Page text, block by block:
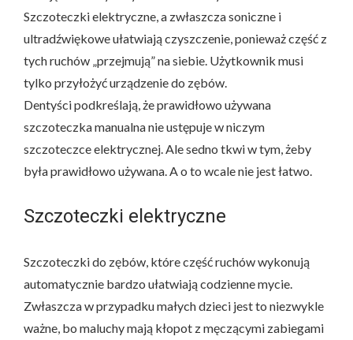
Szczoteczki elektryczne, a zwłaszcza soniczne i
ultradźwiękowe ułatwiają czyszczenie, ponieważ część z
tych ruchów „przejmują” na siebie. Użytkownik musi
tylko przyłożyć urządzenie do zębów.
Dentyści podkreślają, że prawidłowo używana
szczoteczka manualna nie ustępuje w niczym
szczoteczce elektrycznej. Ale sedno tkwi w tym, żeby
była prawidłowo używana. A o to wcale nie jest łatwo.
Szczoteczki elektryczne
Szczoteczki do zębów, które część ruchów wykonują
automatycznie bardzo ułatwiają codzienne mycie.
Zwłaszcza w przypadku małych dzieci jest to niezwykle
ważne, bo maluchy mają kłopot z męczącymi zabiegami